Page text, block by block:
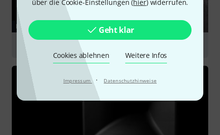
über die Cookie-Einstellungen (hier) widerrufen.
Geht klar
Cookies ablehnen Weitere Infos
Impressum · Datenschutzhinweise
RATGEBER